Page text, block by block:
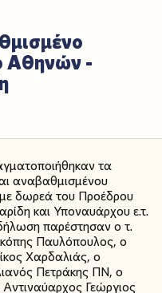
Αθηνών -
τα
αναβαθμισμένου
δωρεά του Προέδρου
και Υποναυάρχου ε.τ.
παρέστησαν ο τ.
Παυλόπουλος, ο
Χαρδαλιάς, ο
Πετράκης ΠΝ, ο
Γεώργιος